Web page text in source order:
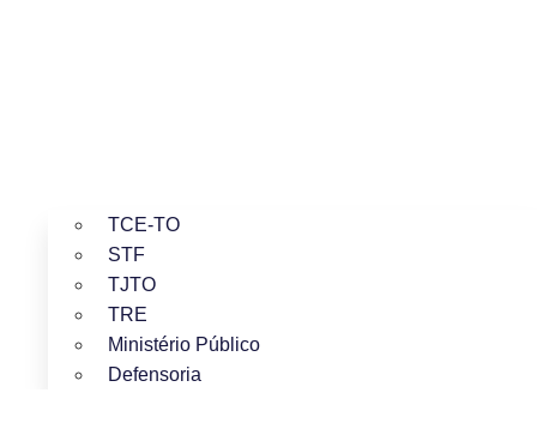
TCE-TO
STF
TJTO
TRE
Ministério Público
Defensoria